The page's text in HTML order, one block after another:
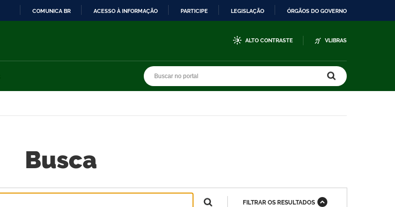
COMUNICA BR ACESSO À INFORMAÇÃO PARTICIPE LEGISLAÇÃO ÓRGÃOS DO GOVERNO
ALTO CONTRASTE VLIBRAS
Busca
FILTRAR OS RESULTADOS